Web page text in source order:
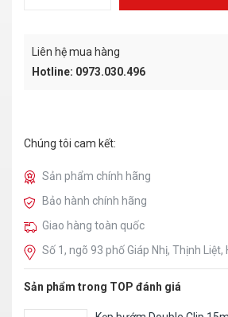
Liên hệ mua hàng
Hotline: 0973.030.496
Chúng tôi cam kết:
Sản phẩm chính hãng
Bảo hành chính hãng
Giao hàng toàn quốc
Số 1, ngõ 93 phố Giáp Nhị, Thịnh Liệt,
Sản phẩm trong TOP đánh giá